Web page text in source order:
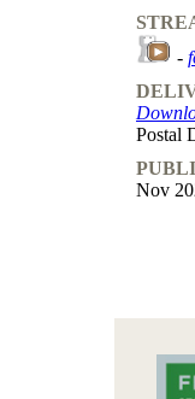
-
Postal
Nov